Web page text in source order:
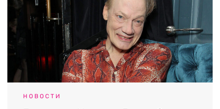
НОВОСТИ